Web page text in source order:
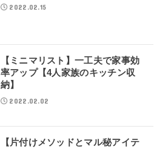
2022.02.15
【ミニマリスト】一工夫で家事効
率アップ【4人家族のキッチン収
納】
2022.02.02
【片付けメソッドとマル秘アイテ